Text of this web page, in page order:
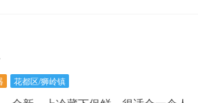
花都区/狮岭镇